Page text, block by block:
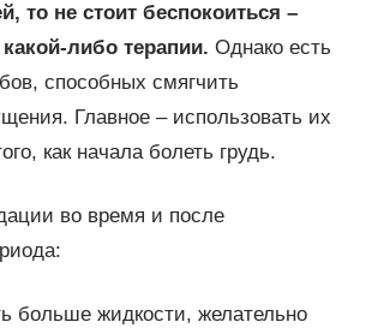
то не стоит беспокоиться –
либо терапии. Однако есть
способных смягчить
Главное – использовать их
как начала болеть грудь.
во время и после
больше жидкости, желательно